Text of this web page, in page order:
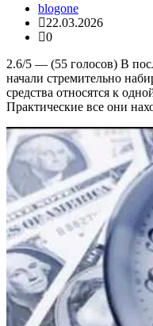
blogone
22.03.2026
0
2.6/5 — (55 голосов) В
начали стремительно
средства относятся к
Практические все они